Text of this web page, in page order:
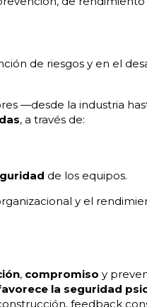
de riesgos y en el
—desde la industria
, a través de:
de los equipos.
y el
, compromiso y
la seguridad
feedback